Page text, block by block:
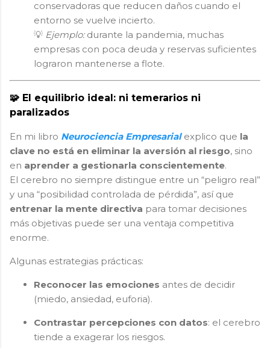
conservadoras que reducen daños cuando el
entorno se vuelve incierto.
💡 Ejemplo:durante la pandemia, muchas
empresas con poca deuda y reservas suficientes
lograron mantenerse a flote.
🧩 El equilibrio ideal: ni temerarios ni
paralizados
En mi libro Neurociencia Empresarial explico que la
clave no está en eliminar la aversión al riesgo, sino
en aprender a gestionarla conscientemente.
El cerebro no siempre distingue entre un “peligro real”
y una “posibilidad controlada de pérdida”, así que
entrenar la mente directiva para tomar decisiones
más objetivas puede ser una ventaja competitiva
enorme.
Algunas estrategias prácticas:
Reconocer las emociones antes de decidir
(miedo, ansiedad, euforia).
Contrastar percepciones con datos: el cerebro
tiende a exagerar los riesgos.